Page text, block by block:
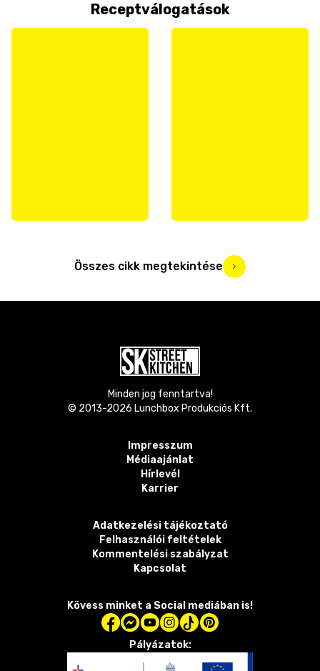
Receptválogatások
Összes cikk megtekintése
Minden jog fenntartva!
© 2013-2026 Lunchbox Produkciós Kft.
Impresszum
Médiaajánlat
Hírlevél
Karrier
Adatkezelési tájékoztató
Felhasználói feltételek
Kommentelési szabályzat
Kapcsolat
Kövess minket a Social mediában is!
Pályázatok: